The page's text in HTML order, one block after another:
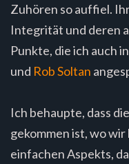
Zuhören so auffiel.
Integrität und deren
Punkte, die ich auch
und Rob Soltan
Ich behaupte, dass
gekommen ist, wo
einfachen Aspekts,